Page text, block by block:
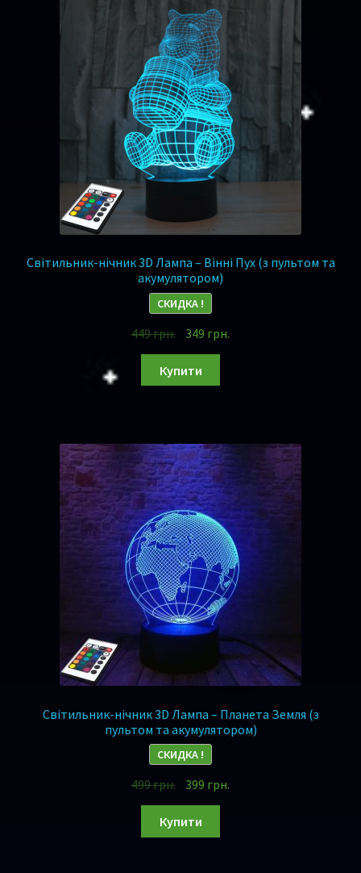
Світильник-нічник 3D Лампа – Вінні Пух (з пультом та
акумулятором)
СКИДКА !
449грн. 349 грн.
Купити
Світильник-нічник 3D Лампа – Планета Земля (з
пультом та акумулятором)
СКИДКА !
499грн. 399 грн.
Купити